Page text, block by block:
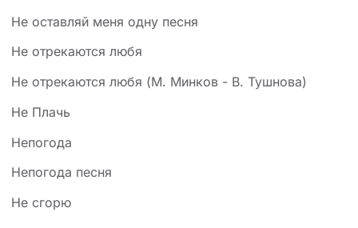
Не оставляй меня одну песня
Не отрекаются любя
Не отрекаются любя (М. Минков - В. Тушнова)
Не Плачь
Непогода
Непогода песня
Не сгорю